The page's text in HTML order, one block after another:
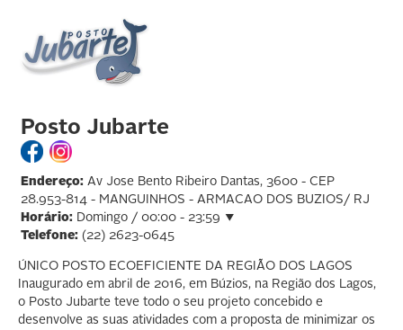
Posto Jubarte
Endereço: Av Jose Bento Ribeiro Dantas, 3600 - CEP
28.953-814 - MANGUINHOS - ARMACAO DOS BUZIOS/ RJ
Horário: Domingo / 00:00 - 23:59 ▼
Telefone: (22) 2623-0645
ÚNICO POSTO ECOEFICIENTE DA REGIÃO DOS LAGOS
Inaugurado em abril de 2016, em Búzios, na Região dos Lagos,
o Posto Jubarte teve todo o seu projeto concebido e
desenvolve as suas atividades com a proposta de minimizar os